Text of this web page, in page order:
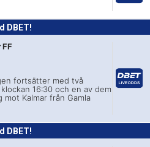
DBET!
fortsätter med två
16:30 och en av dem
mot Kalmar från Gamla
DBET!